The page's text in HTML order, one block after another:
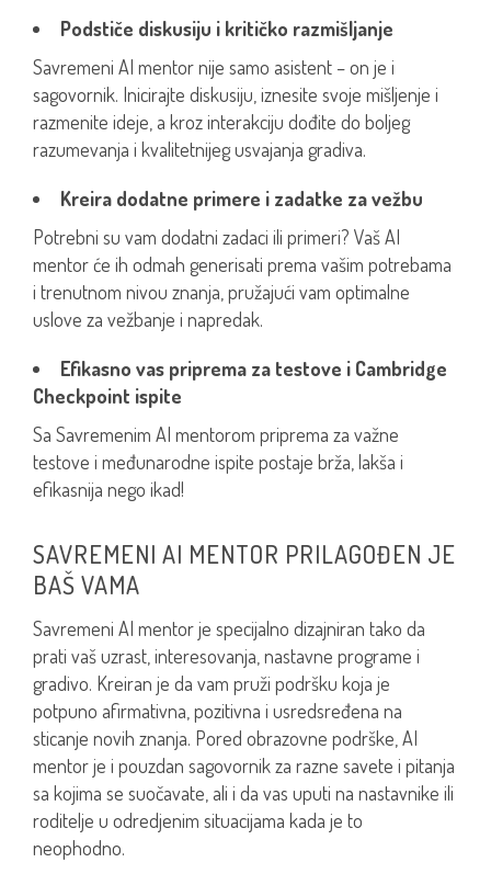
Podstiče diskusiju i kritičko razmišljanje
Savremeni AI mentor nije samo asistent – on je i
sagovornik. Inicirajte diskusiju, iznesite svoje mišljenje i
razmenite ideje, a kroz interakciju dođite do boljeg
razumevanja i kvalitetnijeg usvajanja gradiva.
Kreira dodatne primere i zadatke za vežbu
Potrebni su vam dodatni zadaci ili primeri? Vaš AI
mentor će ih odmah generisati prema vašim potrebama
i trenutnom nivou znanja, pružajući vam optimalne
uslove za vežbanje i napredak.
Efikasno vas priprema za testove i Cambridge
Checkpoint ispite
Sa Savremenim AI mentorom priprema za važne
testove i međunarodne ispite postaje brža, lakša i
efikasnija nego ikad!
SAVREMENI AI MENTOR PRILAGOĐEN JE
BAŠ VAMA
Savremeni AI mentor je specijalno dizajniran tako da
prati vaš uzrast, interesovanja, nastavne programe i
gradivo. Kreiran je da vam pruži podršku koja je
potpuno afirmativna, pozitivna i usredsređena na
sticanje novih znanja. Pored obrazovne podrške, AI
mentor je i pouzdan sagovornik za razne savete i pitanja
sa kojima se suočavate, ali i da vas uputi na nastavnike ili
roditelje u odredjenim situacijama kada je to
neophodno.